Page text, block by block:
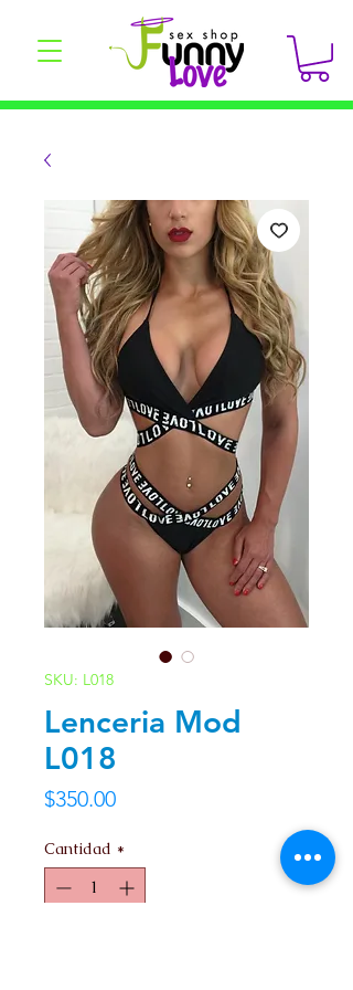
SKU: L018
Lenceria Mod
L018
$350.00Precio
Cantidad *